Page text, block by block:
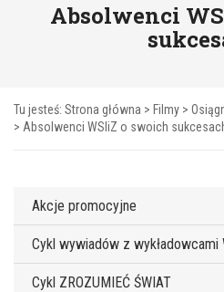
Absolwenci
Tu jesteś: Strona główna > Filmy >
> Absolwenci WSIiZ o swoich
Akcje promocyjne
Cykl wywiadów z wykładowcami
Cykl ZROZUMIEĆ ŚWIAT